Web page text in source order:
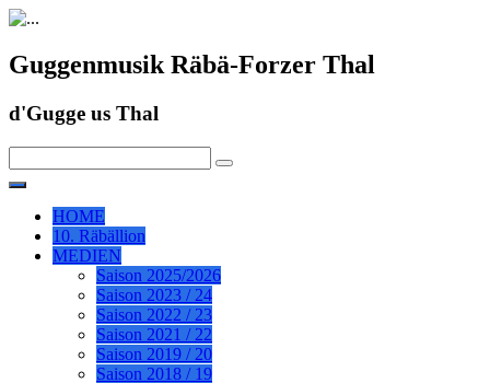
Guggenmusik Räbä-Forzer Thal
d'Gugge us Thal
HOME
10. Räbällion
MEDIEN
Saison 2025/2026
Saison 2023 / 24
Saison 2022 / 23
Saison 2021 / 22
Saison 2019 / 20
Saison 2018 / 19